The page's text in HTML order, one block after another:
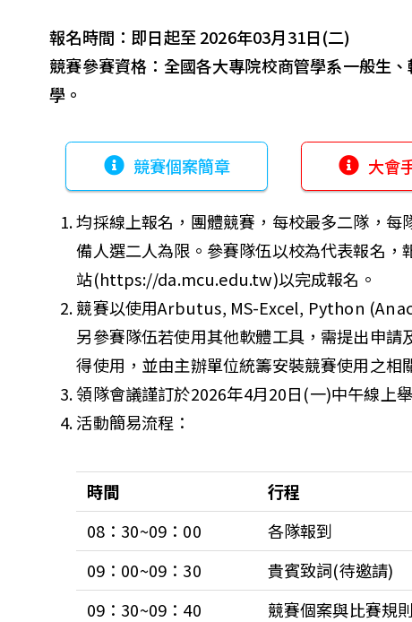
報名時間：即日起至 2026年03月31日(二)
競賽參賽資格：全國各大專院校商管學系一般生
學。
競賽個案簡章 大會
均採線上報名，團體競賽，每校最多二隊，
備人選二人為限。參賽隊伍以校為代表報名
站(https://da.mcu.edu.tw)以完成報名。
競賽以使用Arbutus, MS-Excel, Python
另參賽隊伍若使用其他軟體工具，需提出申
得使用，並由主辦單位統籌安裝競賽使用之相
領隊會議謹訂於2026年4月20日(一)中午線上
活動簡易流程：
時間
行程
08：30~09：00
各隊報到
09：00~09：30
貴賓致詞(待邀請)
09：30~09：40
競賽個案與比賽規